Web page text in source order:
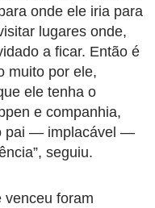
onde ele iria para
lugares onde,
a ficar. Então é
muito por ele,
ele tenha o
e companhia,
pai — implacável —
seguiu.
venceu foram